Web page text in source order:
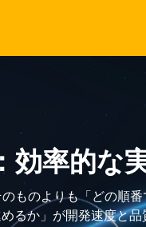
効率的な
ものよりも「どの順番
るか」が開発速度と品
contact@hachinet.com